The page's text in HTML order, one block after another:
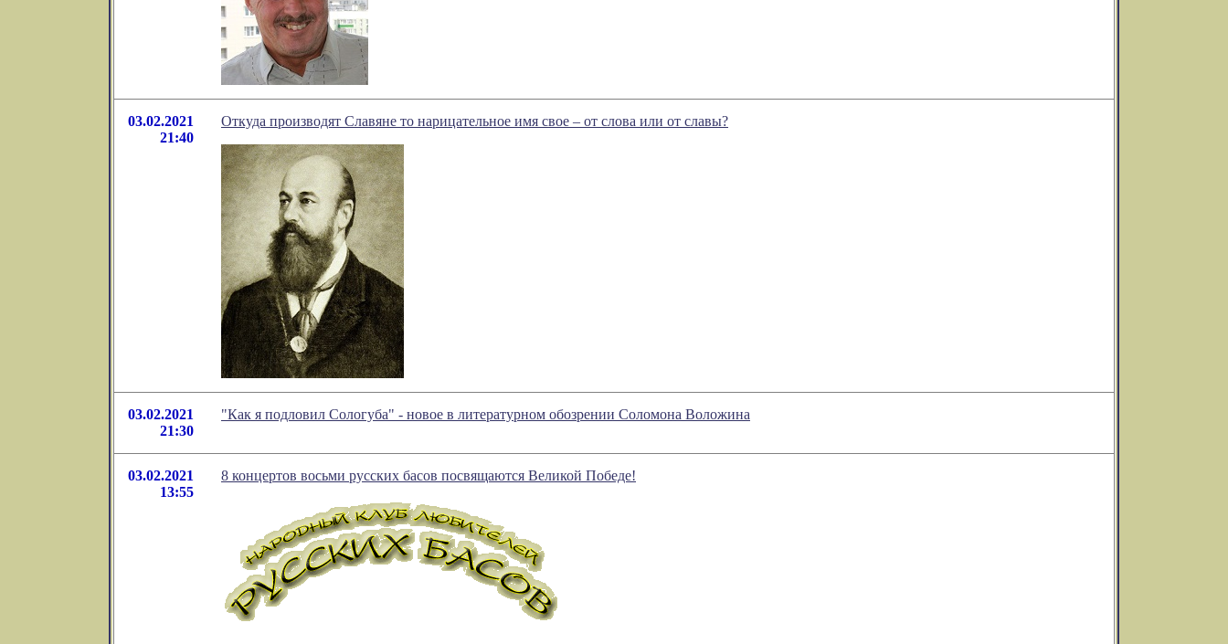
03.02.2021
21:40
Откуда производят Славяне то нарицательное имя свое – от слова или от славы?
03.02.2021
21:30
"Как я подловил Сологуба" - новое в литературном обозрении Соломона Воложина
03.02.2021
13:55
8 концертов восьми русских басов посвящаются Великой Победе!